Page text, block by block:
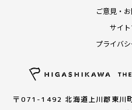
ご意見・
サイ
プライバ
〒071-1492 北海道上川郡東川